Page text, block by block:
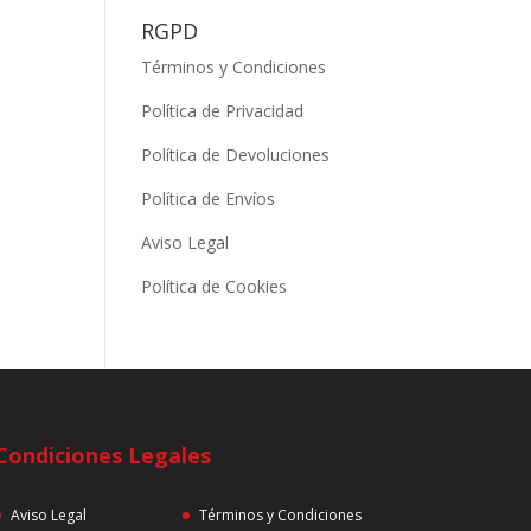
RGPD
Términos y Condiciones
Política de Privacidad
Política de Devoluciones
Política de Envíos
Aviso Legal
Política de Cookies
Legales
Aviso Legal Términos y Condiciones